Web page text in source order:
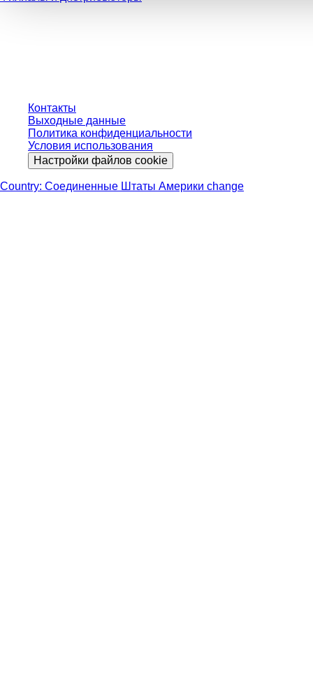
Контакты
Выходные данные
Политика конфиденциальности
Условия использования
Настройки файлов cookie
Country: Соединенные Штаты Америки change